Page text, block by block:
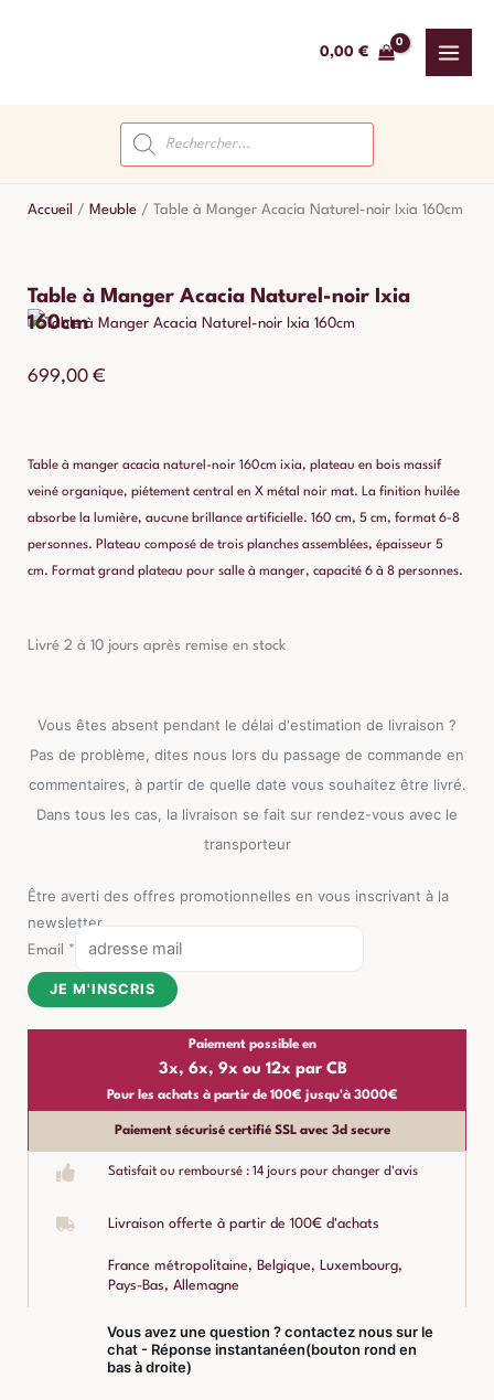
0,00 €
Recherche
de
produits
Accueil / Meuble / Table à Manger Acacia Naturel-noir Ixia 160cm
Table à Manger Acacia Naturel-noir Ixia
160cm
699,00 €
Table à manger acacia naturel-noir 160cm ixia, plateau en bois massif
veiné organique, piétement central en X métal noir mat. La finition huilée
absorbe la lumière, aucune brillance artificielle. 160 cm, 5 cm, format 6-8
personnes. Plateau composé de trois planches assemblées, épaisseur 5
cm. Format grand plateau pour salle à manger, capacité 6 à 8 personnes.
Livré 2 à 10 jours après remise en stock
Vous êtes absent pendant le délai d'estimation de livraison ?
Pas de problème, dites nous lors du passage de commande en
commentaires, à partir de quelle date vous souhaitez être livré.
Dans tous les cas, la livraison se fait sur rendez-vous avec le
transporteur
Être averti des offres promotionnelles en vous inscrivant à la
newsletter
Email *
JE M'INSCRIS
Paiement possible en
3x, 6x, 9x ou 12x par CB
Pour les achats à partir de 100€ jusqu'à 3000€
Paiement sécurisé certifié SSL avec 3d secure
Satisfait ou remboursé : 14 jours pour changer d'avis
Livraison offerte à partir de 100€ d'achats
France métropolitaine, Belgique, Luxembourg,
Pays-Bas, Allemagne
Vous avez une question ? contactez nous sur le
chat - Réponse instantanéen(bouton rond en
bas à droite)